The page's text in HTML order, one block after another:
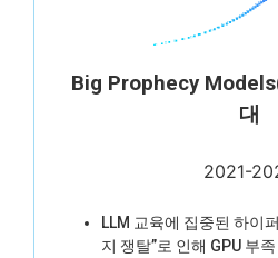
Big Prophecy
대
2021-
LLM 교육에 집중된 하이
지 쟁탈”로 인해 GPU 부